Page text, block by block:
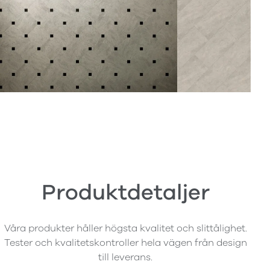
Produktdetaljer
Våra produkter håller högsta kvalitet och slittålighet.
Tester och kvalitetskontroller hela vägen från design
till leverans.